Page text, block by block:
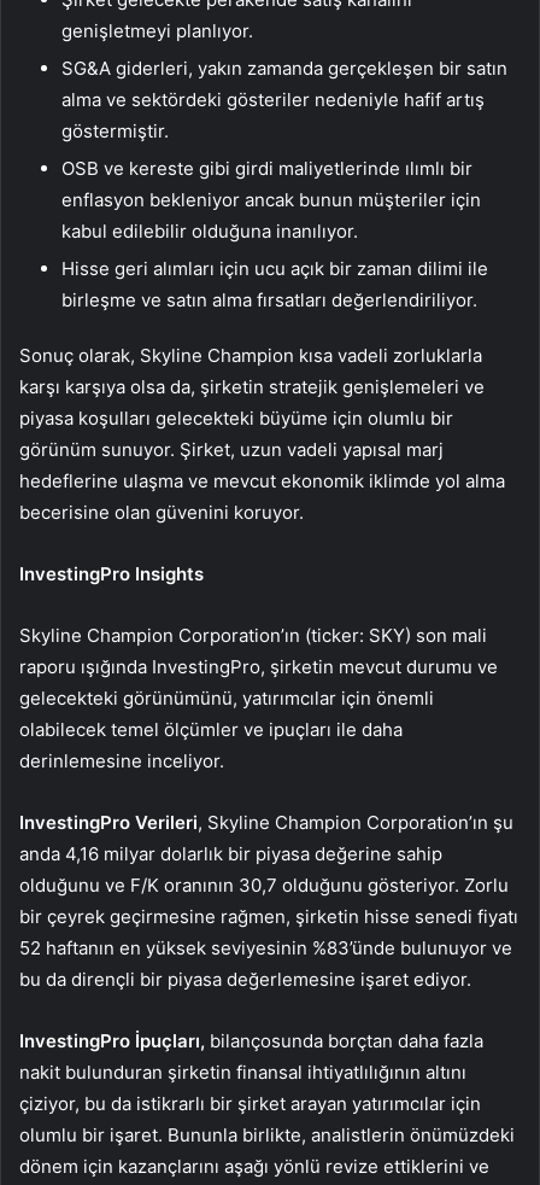
genişletmeyi planlıyor.
SG&A giderleri, yakın zamanda gerçekleşen bir satın
alma ve sektördeki gösteriler nedeniyle hafif artış
göstermiştir.
OSB ve kereste gibi girdi maliyetlerinde ılımlı bir
enflasyon bekleniyor ancak bunun müşteriler için
kabul edilebilir olduğuna inanılıyor.
Hisse geri alımları için ucu açık bir zaman dilimi ile
birleşme ve satın alma fırsatları değerlendiriliyor.
Sonuç olarak, Skyline Champion kısa vadeli zorluklarla
karşı karşıya olsa da, şirketin stratejik genişlemeleri ve
piyasa koşulları gelecekteki büyüme için olumlu bir
görünüm sunuyor. Şirket, uzun vadeli yapısal marj
hedeflerine ulaşma ve mevcut ekonomik iklimde yol alma
becerisine olan güvenini koruyor.
InvestingPro Insights
Skyline Champion Corporation’ın (ticker: SKY) son mali
raporu ışığında InvestingPro, şirketin mevcut durumu ve
gelecekteki görünümünü, yatırımcılar için önemli
olabilecek temel ölçümler ve ipuçları ile daha
derinlemesine inceliyor.
InvestingPro Verileri, Skyline Champion Corporation’ın şu
anda 4,16 milyar dolarlık bir piyasa değerine sahip
olduğunu ve F/K oranının 30,7 olduğunu gösteriyor. Zorlu
bir çeyrek geçirmesine rağmen, şirketin hisse senedi fiyatı
52 haftanın en yüksek seviyesinin %83’ünde bulunuyor ve
bu da dirençli bir piyasa değerlemesine işaret ediyor.
InvestingPro İpuçları, bilançosunda borçtan daha fazla
nakit bulunduran şirketin finansal ihtiyatlılığının altını
çiziyor, bu da istikrarlı bir şirket arayan yatırımcılar için
olumlu bir işaret. Bununla birlikte, analistlerin önümüzdeki
dönem için kazançlarını aşağı yönlü revize ettiklerini ve